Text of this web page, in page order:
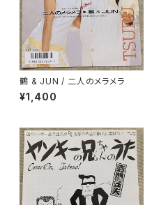
鶴 & JUN / 二人のメラメラ
¥1,400